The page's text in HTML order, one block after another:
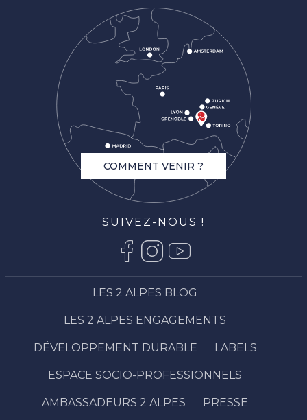
COMMENT VENIR ?
SUIVEZ-NOUS !
LES 2 ALPES BLOG
LES 2 ALPES ENGAGEMENTS
DÉVELOPPEMENT DURABLE LABELS
ESPACE SOCIO-PROFESSIONNELS
AMBASSADEURS 2 ALPES PRESSE